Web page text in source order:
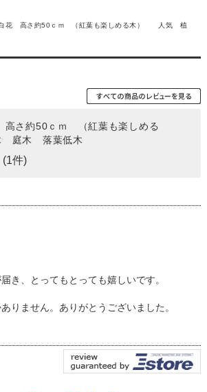
白花 高さ約50ｃｍ （紅葉も楽しめる木） 人気 植
高さ約50ｃｍ （紅葉も楽しめる
木 落葉低木
(1件)
き、とってもとっても嬉しいです。
りません。ありがとうございました。